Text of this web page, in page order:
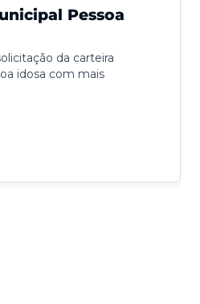
Pessoa
da carteira
idosa com mais